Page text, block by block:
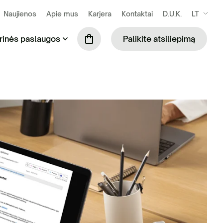
Naujienos Apie mus Karjera Kontaktai D.U.K. LT
surinkimas ir tvarkymas
ir komercinių atliekų tvarkymas
administravimo paslauga
komunalinių atliekų tvarkymas
paslaugos
Mobiliosios tvoros
Biotualetų skaičiuoklė
Palikite atsiliepimą